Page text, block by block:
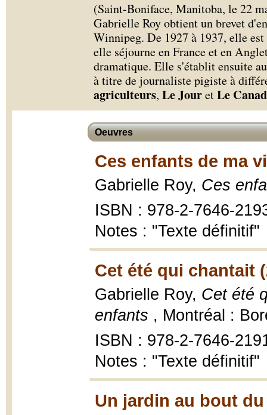
(Saint-Boniface, Manitoba, le 22
Gabrielle Roy obtient un brevet
Winnipeg. De 1927 à 1937, elle
elle séjourne en France et en
dramatique. Elle s'établit ensuite
à titre de journaliste pigiste à
agriculteurs, Le JouretLe
Oeuvres
Ces enfants de ma
Gabrielle Roy, Ces
ISBN : 978-2-7646-
Notes : "Texte définitif"
Cet été qui chantait
Gabrielle Roy, Cet été
enfants , Montréal :
ISBN : 978-2-7646-
Notes : "Texte définitif"
Un jardin au bout